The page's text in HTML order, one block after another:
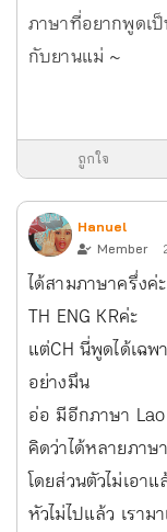
ภาษาที่อยากพูดเ
กับยานแม่ ~
ถูกใจ
Hanuel
Member
ได้สามภาษาครึ่ง
TH ENG KR ค่ะ
แต่ CH นี่พูดได้เฉ
อย่างมึน
อ่อ มีอีกภาษา
คิดว่าได้หลายภา
โดยส่วนตัวไม่เอ
หัวไม่ไปแล้ว เรา